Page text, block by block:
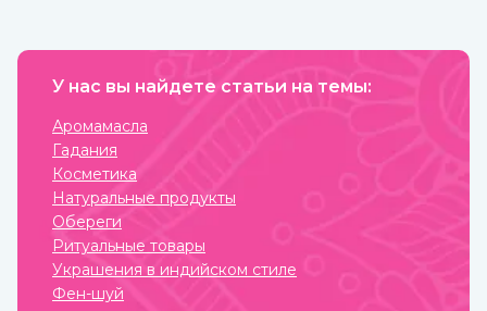
модного, стильного и
тату хной, вы можете узнать
У нас вы найдете статьи на темы:
Аромамасла
Гадания
Косметика
Натуральные продукты
Обереги
Ритуальные товары
Украшения в индийском стиле
Фен-шуй